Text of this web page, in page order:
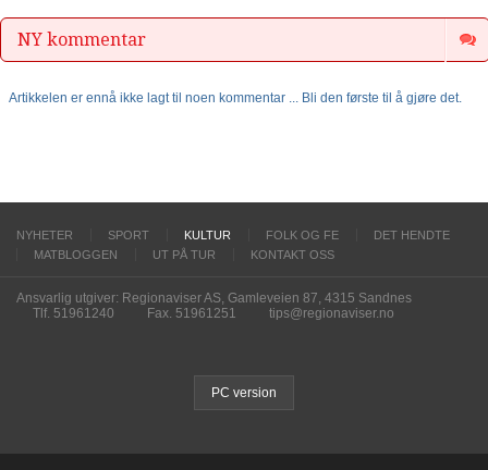
NY kommentar
Artikkelen er ennå ikke lagt til noen kommentar ... Bli den første til å gjøre det.
NYHETER SPORT KULTUR FOLK OG FE
DET HENDTE
MATBLOGGEN
UT PÅ TUR KONTAKT OSS
Ansvarlig utgiver: Regionaviser AS, Gamleveien 87, 4315 Sandnes
Tlf. 51961240
Fax. 51961251 tips@regionaviser.no
PC version